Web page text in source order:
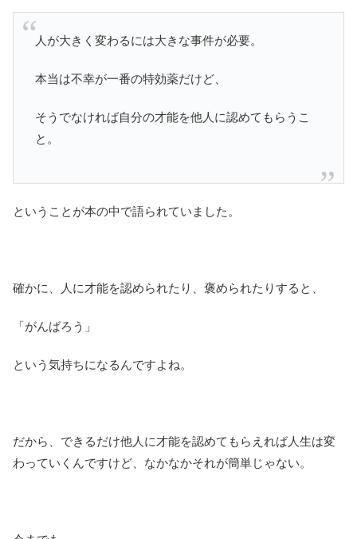
人が大きく変わるには大きな事件が必要。
本当は不幸が一番の特効薬だけど、
そうでなければ自分の才能を他人に認めてもらうこ
と。
ということが本の中で語られていました。
確かに、人に才能を認められたり、褒められたりすると、
「がんばろう」
という気持ちになるんですよね。
だから、できるだけ他人に才能を認めてもらえれば人生は変
わっていくんですけど、なかなかそれが簡単じゃない。